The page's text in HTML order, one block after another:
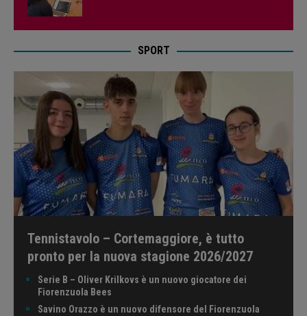
SPORT
Tennistavolo – Cortemaggiore, è tutto
pronto per la nuova stagione 2026/2027
Serie B – Oliver Krilkovs è un nuovo giocatore dei
Fiorenzuola Bees
Savino Orazzo è un nuovo difensore del Fiorenzuola